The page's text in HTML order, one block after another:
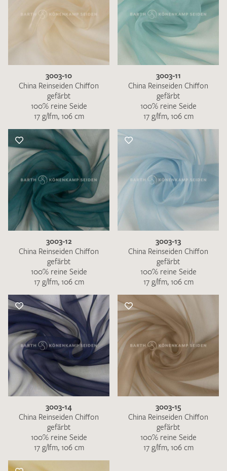
3003-10
China Reinseiden Chiffon
gefärbt
100% reine Seide
17 g/lfm, 106 cm
3003-11
China Reinseiden Chiffon
gefärbt
100% reine Seide
17 g/lfm, 106 cm
3003-12
China Reinseiden Chiffon
gefärbt
100% reine Seide
17 g/lfm, 106 cm
3003-13
China Reinseiden Chiffon
gefärbt
100% reine Seide
17 g/lfm, 106 cm
3003-14
China Reinseiden Chiffon
gefärbt
100% reine Seide
17 g/lfm, 106 cm
3003-15
China Reinseiden Chiffon
gefärbt
100% reine Seide
17 g/lfm, 106 cm